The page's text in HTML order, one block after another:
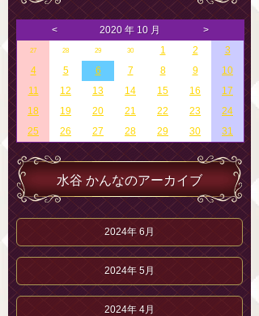
< 2020 年 10 月 >
27 28 29 30 1 2
3
4
5 6 7 8 9
10
11
12 13 14 15 16
17
18
19 20 21 22 23
24
25
26 27 28 29 30 31
水谷 かんなのアーカイブ
2024年 6月
2024年 5月
2024年 4月